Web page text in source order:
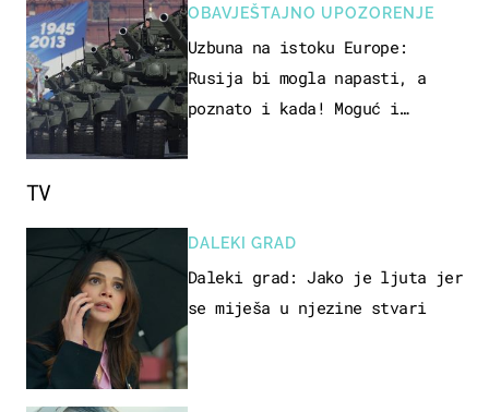
OBAVJEŠTAJNO UPOZORENJE
Uzbuna na istoku Europe:
Rusija bi mogla napasti, a
poznato i kada! Moguć i
TV
DALEKI GRAD
Daleki grad: Jako je ljuta jer
se miješa u njezine stvari